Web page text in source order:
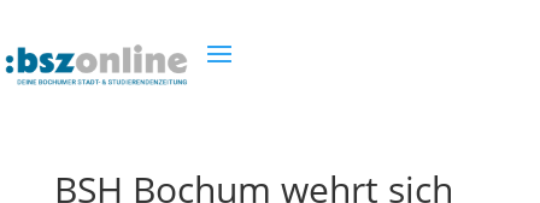
BSH Bochum wehrt sich